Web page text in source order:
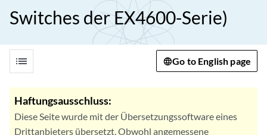
Switches der EX4600-Serie)
list Go to English page
Haftungsausschluss:
Diese Seite wurde mit der Übersetzungssoftware eines
Drittanbieters übersetzt. Obwohl angemessene